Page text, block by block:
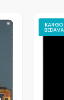
KARGO
BEDAVA